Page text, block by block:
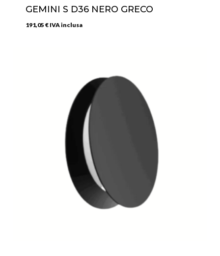
GEMINI S D36 NERO GRECO
191,05 € IVA inclusa